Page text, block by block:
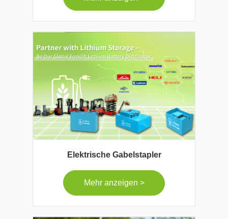
Elektrische Gabelstapler
Mehr anzeigen >